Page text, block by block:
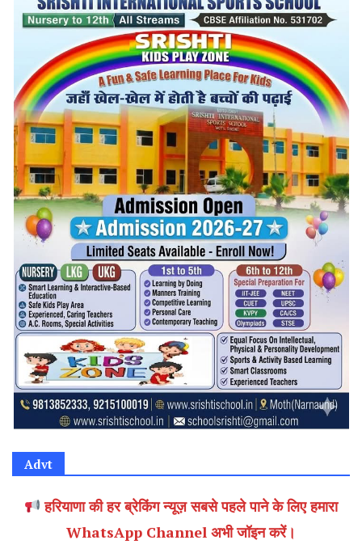
Advt
हरियाणा की हर ब्रेकिंग न्यूज़ सबसे पहले पाने के लिए हमारा
WhatsApp Channel अभी जॉइन करें।